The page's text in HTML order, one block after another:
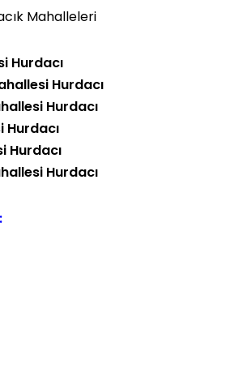
Mahalleleri
Hurdacı
Hurdacı
Hurdacı
Hurdacı
Hurdacı
Hurdacı